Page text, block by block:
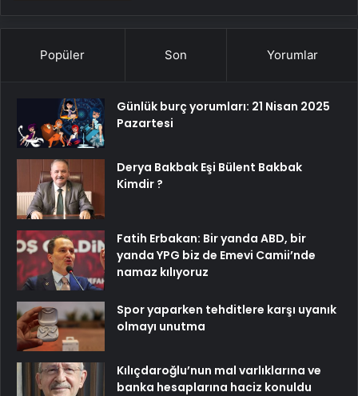
Popüler Son Yorumlar
Günlük burç yorumları: 21 Nisan 2025
Pazartesi
Derya Bakbak Eşi Bülent Bakbak
Kimdir ?
Fatih Erbakan: Bir yanda ABD, bir
yanda YPG biz de Emevi Camii’nde
namaz kılıyoruz
Spor yaparken tehditlere karşı uyanık
olmayı unutma
Kılıçdaroğlu’nun mal varlıklarına ve
banka hesaplarına haciz konuldu